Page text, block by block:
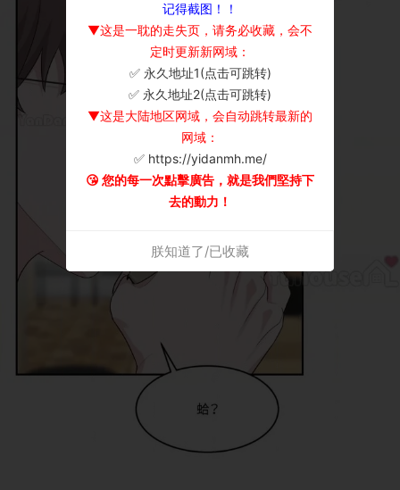
记得截图！！
▼这是一耽的走失页，请务必收藏，会不
定时更新新网域：
✅ 永久地址1(点击可跳转)
✅ 永久地址2(点击可跳转)
▼这是大陆地区网域，会自动跳转最新的
网域：
✅ https://yidanmh.me/
😘 您的每一次點擊廣告，就是我們堅持下
去的動力！
朕知道了/已收藏